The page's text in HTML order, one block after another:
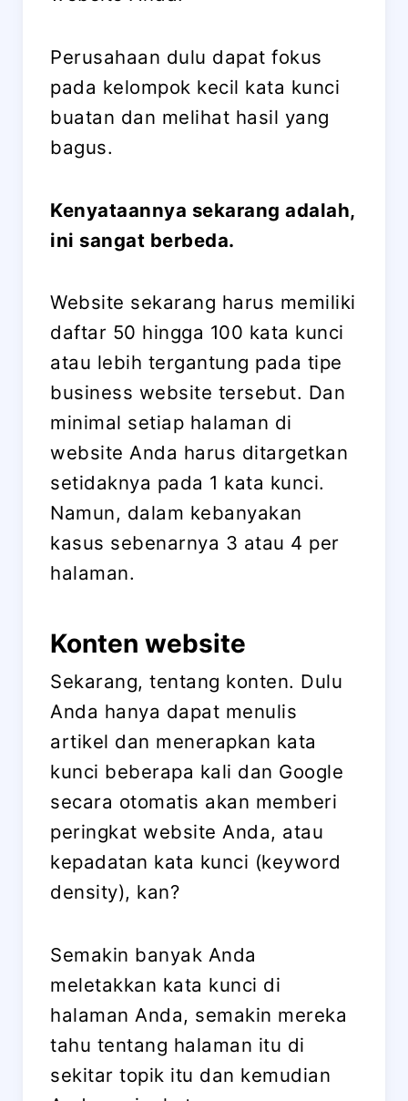
Perusahaan dulu dapat fokus
pada kelompok kecil kata kunci
buatan dan melihat hasil yang
bagus.
Kenyataannya sekarang adalah,
ini sangat berbeda.
Website sekarang harus memiliki
daftar 50 hingga 100 kata kunci
atau lebih tergantung pada tipe
business website tersebut. Dan
minimal setiap halaman di
website Anda harus ditargetkan
setidaknya pada 1 kata kunci.
Namun, dalam kebanyakan
kasus sebenarnya 3 atau 4 per
halaman.
Konten website
Sekarang, tentang konten. Dulu
Anda hanya dapat menulis
artikel dan menerapkan kata
kunci beberapa kali dan Google
secara otomatis akan memberi
peringkat website Anda, atau
kepadatan kata kunci (keyword
density), kan?
Semakin banyak Anda
meletakkan kata kunci di
halaman Anda, semakin mereka
tahu tentang halaman itu di
sekitar topik itu dan kemudian